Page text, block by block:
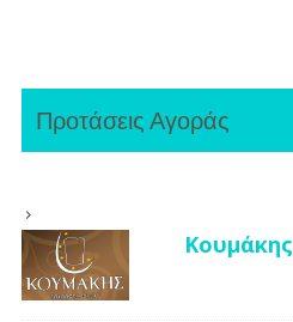
Προτάσεις Αγοράς
Κουμάκης